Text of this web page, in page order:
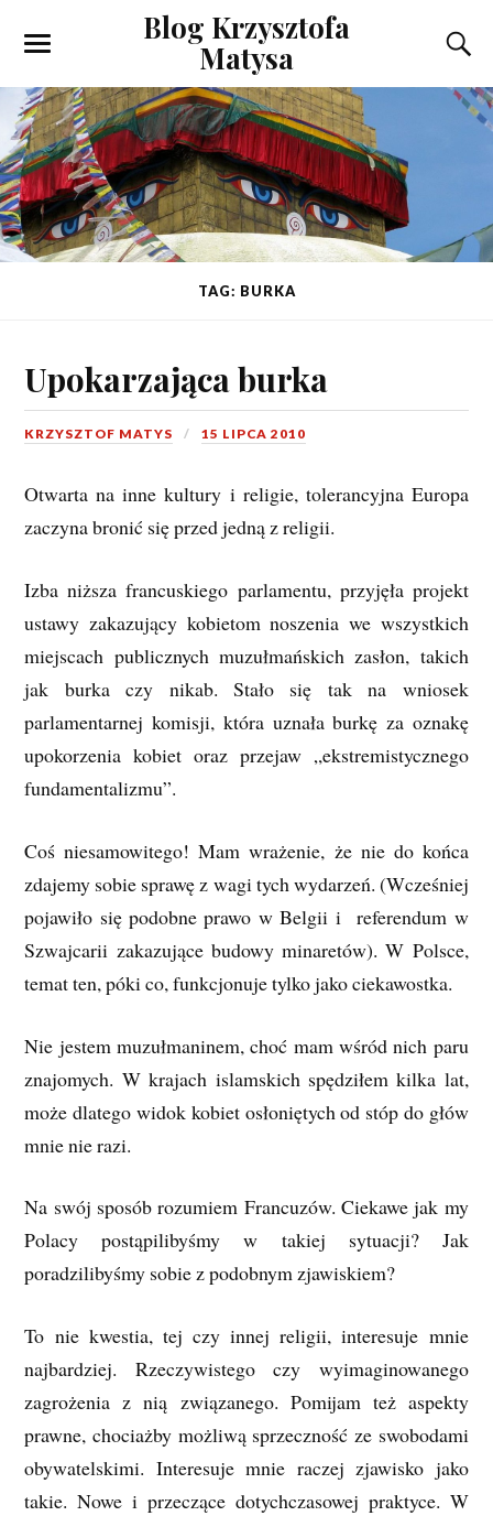
Blog Krzysztofa
Matysa
TAG: BURKA
Upokarzająca burka
KRZYSZTOF MATYS 15 LIPCA 2010
Otwarta na inne kultury i religie, tolerancyjna Europa
zaczyna bronić się przed jedną z religii.
Izba niższa francuskiego parlamentu, przyjęła projekt
ustawy zakazujący kobietom noszenia we wszystkich
miejscach publicznych muzułmańskich zasłon, takich
jak burka czy nikab. Stało się tak na wniosek
parlamentarnej komisji, która uznała burkę za oznakę
upokorzenia kobiet oraz przejaw „ekstremistycznego
fundamentalizmu”.
Coś niesamowitego! Mam wrażenie, że nie do końca
zdajemy sobie sprawę z wagi tych wydarzeń. (Wcześniej
pojawiło się podobne prawo w Belgii i referendum w
Szwajcarii zakazujące budowy minaretów). W Polsce,
temat ten, póki co, funkcjonuje tylko jako ciekawostka.
Nie jestem muzułmaninem, choć mam wśród nich paru
znajomych. W krajach islamskich spędziłem kilka lat,
może dlatego widok kobiet osłoniętych od stóp do głów
mnie nie razi.
Na swój sposób rozumiem Francuzów. Ciekawe jak my
Polacy postąpilibyśmy w takiej sytuacji? Jak
poradzilibyśmy sobie z podobnym zjawiskiem?
To nie kwestia, tej czy innej religii, interesuje mnie
najbardziej. Rzeczywistego czy wyimaginowanego
zagrożenia z nią związanego. Pomijam też aspekty
prawne, chociażby możliwą sprzeczność ze swobodami
obywatelskimi. Interesuje mnie raczej zjawisko jako
takie. Nowe i przeczące dotychczasowej praktyce. W